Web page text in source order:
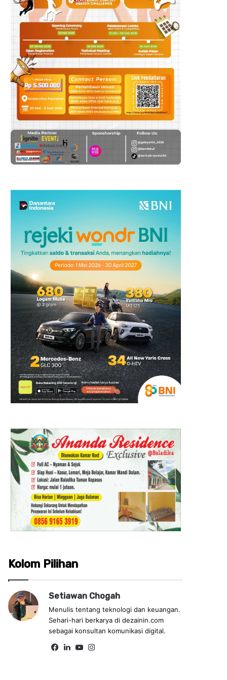
Kolom Pilihan
Setiawan Chogah
Menulis tentang teknologi dan keuangan.
Sehari-hari berkarya di dezainin.com
sebagai konsultan komunikasi digital.
Fa Lin Yo